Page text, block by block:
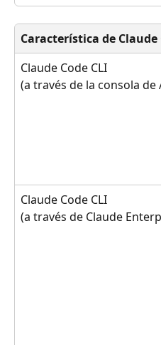
Característica de Claude
Claude Code CLI
(a través de la consola de
Claude Code CLI
(a través de Claude